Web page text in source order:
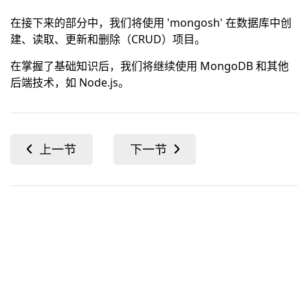
在接下来的部分中，我们将使用 'mongosh' 在数据库中创
建、读取、更新和删除（CRUD）项目。
在掌握了基础知识后，我们将继续使用 MongoDB 和其他
后端技术，如 Node.js。